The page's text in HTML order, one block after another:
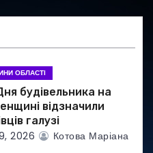
ОБЛАСТІ
будівельника на
відзначили
галузі
2026 Котова Маріана